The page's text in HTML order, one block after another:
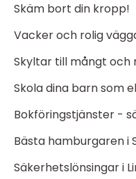
Skäm bort din kropp!
Vacker och rolig
Skyltar till mångt och
Skola dina barn som
Bokföringstjänster -
Bästa hamburgaren i
Säkerhetslönsingar i